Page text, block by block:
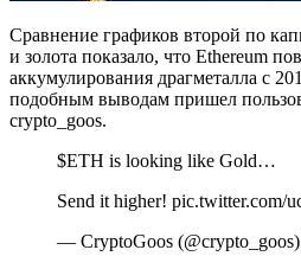
Сравнение графиков второй по
и золота показало, что Ethereum
аккумулирования драгметалла с
подобным выводам пришел
crypto_goos.
$ETH is looking like Gold…
Send it higher! pic.twitter.com/
— CryptoGoos (@crypto_goos)